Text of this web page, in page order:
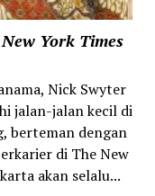
York Times
Nick Swyter
jalan-jalan kecil di
berteman dengan
di The New
akan selalu...